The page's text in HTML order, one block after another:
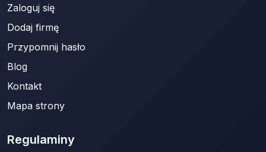
Zaloguj się
Dodaj firmę
Przypomnij hasło
Blog
Kontakt
Mapa strony
Regulaminy